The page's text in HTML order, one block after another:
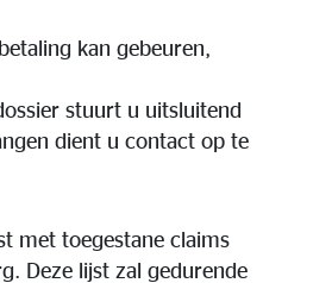
kan gebeuren,
stuurt u uitsluitend
dient u contact op te
met toegestane claims
Deze lijst zal gedurende